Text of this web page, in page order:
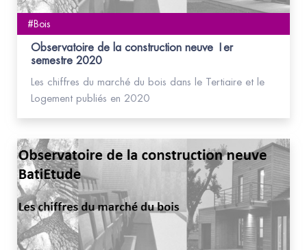
#Bois
Observatoire de la construction neuve 1er
semestre 2020
Les chiffres du marché du bois dans le Tertiaire et le
Logement publiés en 2020